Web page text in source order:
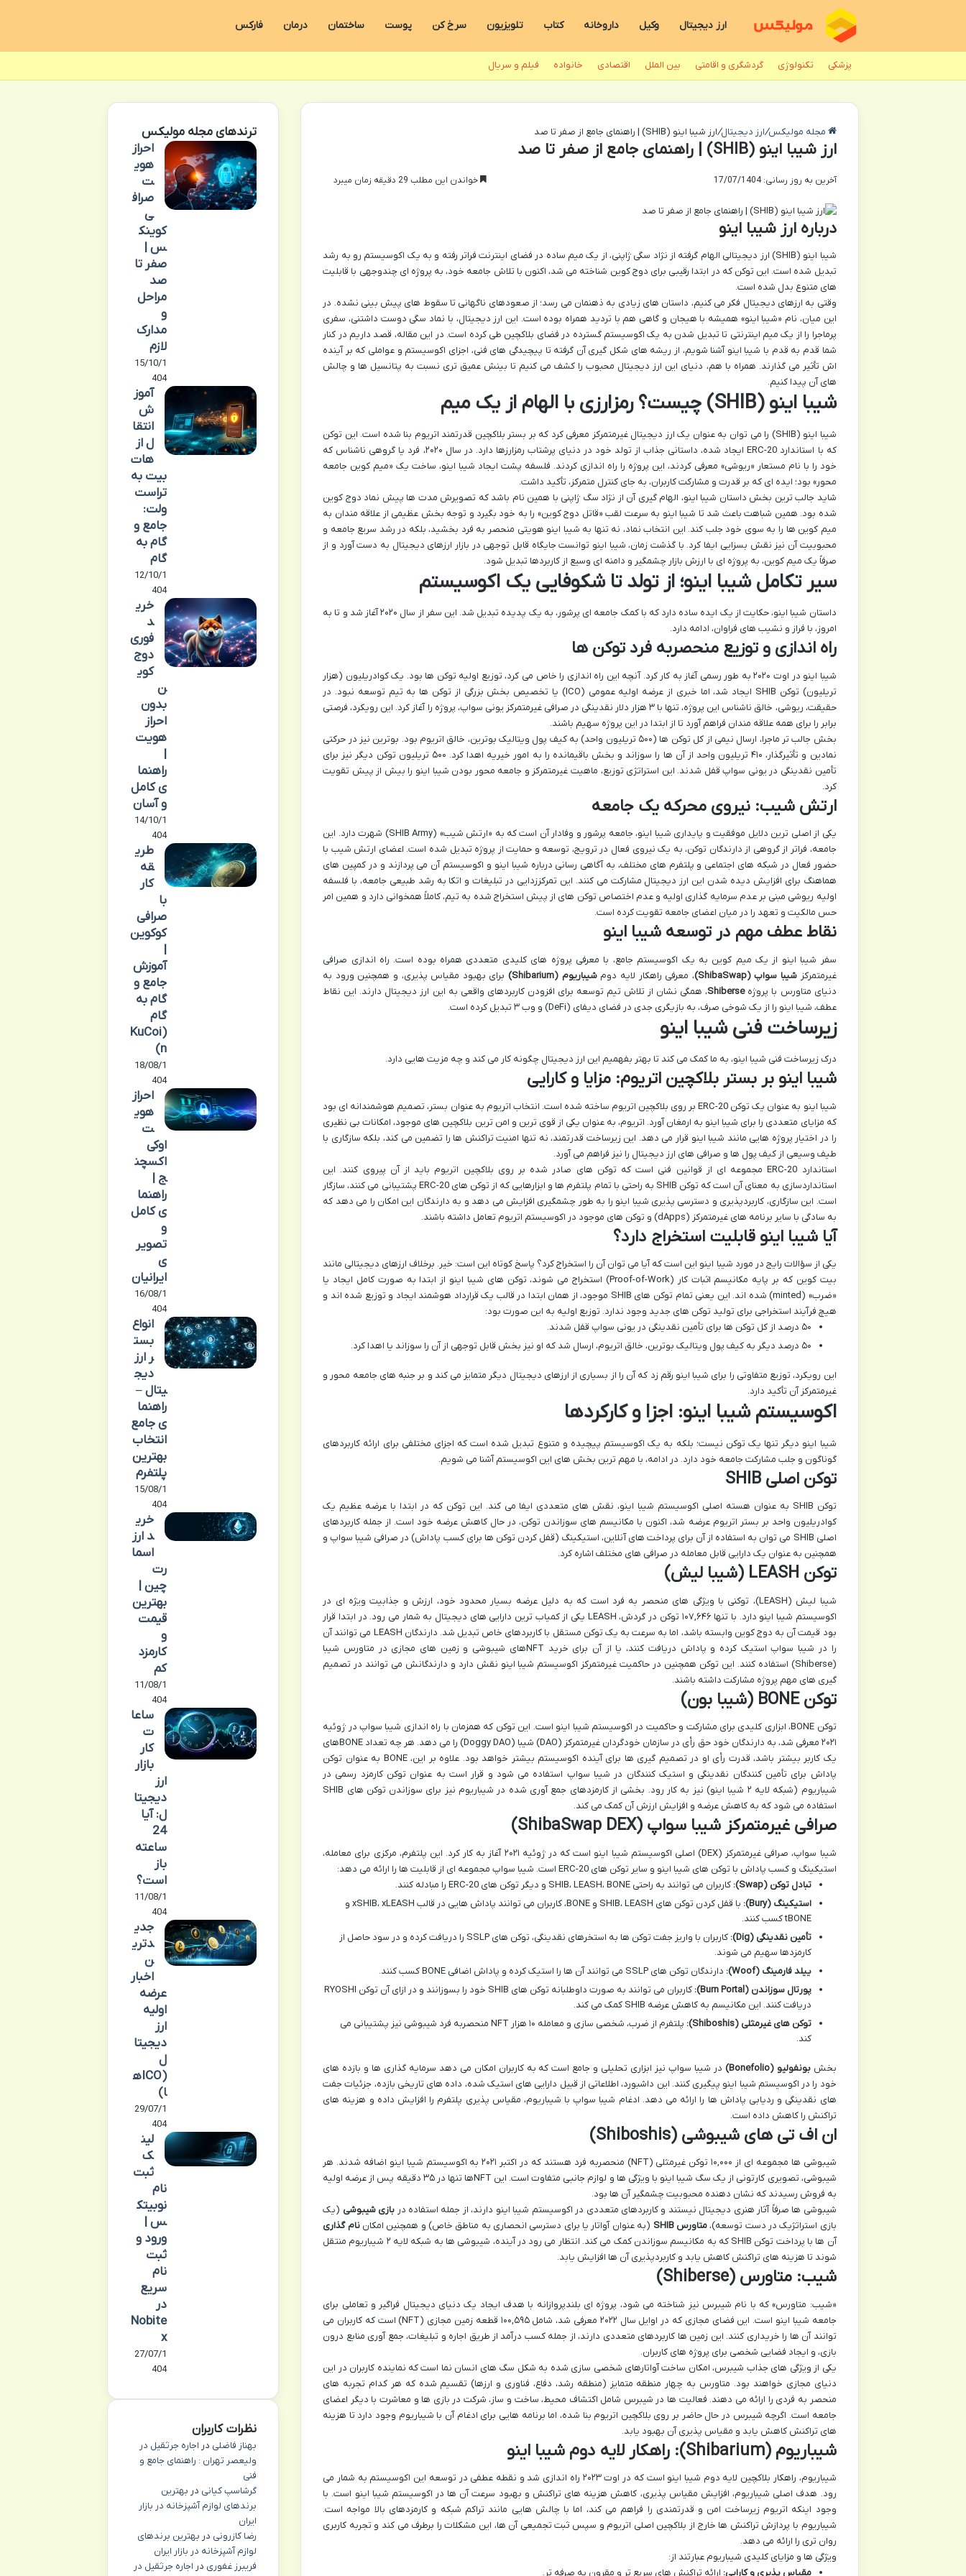
ارز دیجیتال وکیل داروخانه کتاب تلویزیون سرخ کن پوست ساختمان درمان فارکس
پزشکی تکنولوژی گردشگری و اقامتی بین الملل اقتصادی خانواده فیلم و سریال
مجله مولیکس/ارز دیجیتال/ارز شیبا اینو (SHIB) | راهنمای جامع از صفر تا صد
ارز شیبا اینو (SHIB) | راهنمای جامع از صفر تا صد
آخرین به روز رسانی: 17/07/1404 خواندن این مطلب 29 دقیقه زمان میبرد
درباره ارز شیبا اینو
شیبا اینو (SHIB) ارز دیجیتالی الهام گرفته از نژاد سگی ژاپنی، از یک میم ساده در فضای اینترنت فراتر رفته و به یک اکوسیستم رو به رشد
تبدیل شده است. این توکن که در ابتدا رقیبی برای دوج کوین شناخته می شد، اکنون با تلاش جامعه خود، به پروژه ای چندوجهی با قابلیت
های متنوع بدل شده است.
وقتی به ارزهای دیجیتال فکر می کنیم، داستان های زیادی به ذهنمان می رسد؛ از صعودهای ناگهانی تا سقوط های پیش بینی نشده. در
این میان، نام «شیبا اینو» همیشه با هیجان و گاهی هم با تردید همراه بوده است. این ارز دیجیتال، با نماد سگی دوست داشتنی، سفری
پرماجرا را از یک میم اینترنتی تا تبدیل شدن به یک اکوسیستم گسترده در فضای بلاکچین طی کرده است. در این مقاله، قصد داریم در کنار
شما قدم به قدم با شیبا اینو آشنا شویم، از ریشه های شکل گیری آن گرفته تا پیچیدگی های فنی، اجزای اکوسیستم و عواملی که بر آینده
اش تأثیر می گذارند. همراه با هم، دنیای این ارز دیجیتال محبوب را کشف می کنیم تا بینش عمیق تری نسبت به پتانسیل ها و چالش
های آن پیدا کنیم.
شیبا اینو (SHIB) چیست؟ رمزارزی با الهام از یک میم
شیبا اینو (SHIB) را می توان به عنوان یک ارز دیجیتال غیرمتمرکز معرفی کرد که بر بستر بلاکچین قدرتمند اتریوم بنا شده است. این توکن
که با استاندارد ERC-20 ایجاد شده، داستانی جذاب از تولد خود در دنیای پرشتاب رمزارزها دارد. در سال ۲۰۲۰، فرد یا گروهی ناشناس که
خود را با نام مستعار «ریوشی» معرفی کردند، این پروژه را راه اندازی کردند. فلسفه پشت ایجاد شیبا اینو، ساخت یک «میم کوین جامعه
محور» بود؛ ایده ای که بر قدرت و مشارکت کاربران، به جای کنترل متمرکز، تأکید داشت.
شاید جالب ترین بخش داستان شیبا اینو، الهام گیری آن از نژاد سگ ژاپنی با همین نام باشد که تصویرش مدت ها پیش نماد دوج کوین
شده بود. همین شباهت باعث شد تا شیبا اینو به سرعت لقب «قاتل دوج کوین» را به خود بگیرد و توجه بخش عظیمی از علاقه مندان به
میم کوین ها را به سوی خود جلب کند. این انتخاب نماد، نه تنها به شیبا اینو هویتی منحصر به فرد بخشید، بلکه در رشد سریع جامعه و
محبوبیت آن نیز نقش بسزایی ایفا کرد. با گذشت زمان، شیبا اینو توانست جایگاه قابل توجهی در بازار ارزهای دیجیتال به دست آورد و از
صرفاً یک میم کوین، به پروژه ای با ارزش بازار چشمگیر و دامنه ای وسیع از کاربردها تبدیل شود.
سیر تکامل شیبا اینو؛ از تولد تا شکوفایی یک اکوسیستم
داستان شیبا اینو، حکایت از یک ایده ساده دارد که با کمک جامعه ای پرشور، به یک پدیده تبدیل شد. این سفر از سال ۲۰۲۰ آغاز شد و تا به
امروز، با فراز و نشیب های فراوان، ادامه دارد.
راه اندازی و توزیع منحصربه فرد توکن ها
شیبا اینو در اوت ۲۰۲۰ به طور رسمی آغاز به کار کرد. آنچه این راه اندازی را خاص می کرد، توزیع اولیه توکن ها بود. یک کوادریلیون (هزار
تریلیون) توکن SHIB ایجاد شد، اما خبری از عرضه اولیه عمومی (ICO) یا تخصیص بخش بزرگی از توکن ها به تیم توسعه نبود. در
حقیقت، ریوشی، خالق ناشناس این پروژه، تنها با ۳ هزار دلار نقدینگی در صرافی غیرمتمرکز یونی سواپ، پروژه را آغاز کرد. این رویکرد، فرصتی
برابر را برای همه علاقه مندان فراهم آورد تا از ابتدا در این پروژه سهیم باشند.
بخش جالب تر ماجرا، ارسال نیمی از کل توکن ها (۵۰۰ تریلیون واحد) به کیف پول ویتالیک بوترین، خالق اتریوم بود. بوترین نیز در حرکتی
نمادین و تأثیرگذار، ۴۱۰ تریلیون واحد از آن ها را سوزاند و بخش باقیمانده را به امور خیریه اهدا کرد. ۵۰۰ تریلیون توکن دیگر نیز برای
تأمین نقدینگی در یونی سواپ قفل شدند. این استراتژی توزیع، ماهیت غیرمتمرکز و جامعه محور بودن شیبا اینو را بیش از پیش تقویت
کرد.
ارتش شیب: نیروی محرکه یک جامعه
یکی از اصلی ترین دلایل موفقیت و پایداری شیبا اینو، جامعه پرشور و وفادار آن است که به «ارتش شیب» (SHIB Army) شهرت دارد. این
جامعه، فراتر از گروهی از دارندگان توکن، به یک نیروی فعال در ترویج، توسعه و حمایت از پروژه تبدیل شده است. اعضای ارتش شیب با
حضور فعال در شبکه های اجتماعی و پلتفرم های مختلف، به آگاهی رسانی درباره شیبا اینو و اکوسیستم آن می پردازند و در کمپین های
هماهنگ برای افزایش دیده شدن این ارز دیجیتال مشارکت می کنند. این تمرکززدایی در تبلیغات و اتکا به رشد طبیعی جامعه، با فلسفه
اولیه ریوشی مبنی بر عدم سرمایه گذاری اولیه و عدم اختصاص توکن های از پیش استخراج شده به تیم، کاملاً همخوانی دارد و همین امر
حس مالکیت و تعهد را در میان اعضای جامعه تقویت کرده است.
نقاط عطف مهم در توسعه شیبا اینو
سفر شیبا اینو از یک میم کوین به یک اکوسیستم جامع، با معرفی پروژه های کلیدی متعددی همراه بوده است. راه اندازی صرافی
غیرمتمرکز شیبا سواپ (ShibaSwap) ، معرفی راهکار لایه دومشیباریوم (Shibarium)
برای بهبود مقیاس پذیری، و همچنین ورود به
دنیای متاورس با پروژهShiberse، همگی نشان از تلاش تیم توسعه برای افزودن کاربردهای واقعی به این ارز دیجیتال دارند. این نقاط
عطف، شیبا اینو را از یک شوخی صرف، به بازیگری جدی در فضای دیفای (DeFi) و وب ۳ تبدیل کرده است.
زیرساخت فنی شیبا اینو
درک زیرساخت فنی شیبا اینو، به ما کمک می کند تا بهتر بفهمیم این ارز دیجیتال چگونه کار می کند و چه مزیت هایی دارد.
شیبا اینو بر بستر بلاکچین اتریوم: مزایا و کارایی
شیبا اینو به عنوان یک توکن ERC-20 بر روی بلاکچین اتریوم ساخته شده است. انتخاب اتریوم به عنوان بستر، تصمیم هوشمندانه ای بود
که مزایای متعددی را برای شیبا اینو به ارمغان آورد. اتریوم، به عنوان یکی از قوی ترین و امن ترین بلاکچین های موجود، امکانات بی نظیری
را در اختیار پروژه هایی مانند شیبا اینو قرار می دهد. این زیرساخت قدرتمند، نه تنها امنیت تراکنش ها را تضمین می کند، بلکه سازگاری با
طیف وسیعی از کیف پول ها و صرافی های ارز دیجیتال را نیز فراهم می آورد.
استاندارد ERC-20 مجموعه ای از قوانین فنی است که توکن های صادر شده بر روی بلاکچین اتریوم باید از آن پیروی کنند. این
استانداردسازی به معنای آن است که توکن SHIB به راحتی با تمام پلتفرم ها و ابزارهایی که از توکن های ERC-20 پشتیبانی می کنند، سازگار
است. این سازگاری، کاربردپذیری و دسترسی پذیری شیبا اینو را به طور چشمگیری افزایش می دهد و به دارندگان این امکان را می دهد که
به سادگی با سایر برنامه های غیرمتمرکز (dApps) و توکن های موجود در اکوسیستم اتریوم تعامل داشته باشند.
آیا شیبا اینو قابلیت استخراج دارد؟
یکی از سؤالات رایج در مورد شیبا اینو این است که آیا می توان آن را استخراج کرد؟ پاسخ کوتاه این است: خیر. برخلاف ارزهای دیجیتالی مانند
بیت کوین که بر پایه مکانیسم اثبات کار (Proof-of-Work) استخراج می شوند، توکن های شیبا اینو از ابتدا به صورت کامل ایجاد یا
«ضرب» (minted) شده اند. این یعنی تمام توکن های SHIB موجود، از همان ابتدا در قالب یک قرارداد هوشمند ایجاد و توزیع شده اند و
هیچ فرآیند استخراجی برای تولید توکن های جدید وجود ندارد. توزیع اولیه به این صورت بود:
۵۰ درصد از کل توکن ها برای تأمین نقدینگی در یونی سواپ قفل شدند.
۵۰ درصد دیگر به کیف پول ویتالیک بوترین، خالق اتریوم، ارسال شد که او نیز بخش قابل توجهی از آن را سوزاند یا اهدا کرد.
این رویکرد، توزیع متفاوتی را برای شیبا اینو رقم زد که آن را از بسیاری از ارزهای دیجیتال دیگر متمایز می کند و بر جنبه های جامعه محور و
غیرمتمرکز آن تأکید دارد.
اکوسیستم شیبا اینو: اجزا و کارکردها
شیبا اینو دیگر تنها یک توکن نیست؛ بلکه به یک اکوسیستم پیچیده و متنوع تبدیل شده است که اجزای مختلفی برای ارائه کاربردهای
گوناگون و جلب مشارکت جامعه خود دارد. در ادامه، با مهم ترین بخش های این اکوسیستم آشنا می شویم.
توکن اصلی SHIB
توکن SHIB به عنوان هسته اصلی اکوسیستم شیبا اینو، نقش های متعددی ایفا می کند. این توکن که در ابتدا با عرضه عظیم یک
کوادریلیون واحد بر بستر اتریوم عرضه شد، اکنون با مکانیسم های سوزاندن توکن، در حال کاهش عرضه خود است. از جمله کاربردهای
اصلی SHIB می توان به استفاده از آن برای پرداخت های آنلاین، استیکینگ (قفل کردن توکن ها برای کسب پاداش) در صرافی شیبا سواپ و
همچنین به عنوان یک دارایی قابل معامله در صرافی های مختلف اشاره کرد.
توکن LEASH (شیبا لیش)
شیبا لیش (LEASH)، توکنی با ویژگی های منحصر به فرد است که به دلیل عرضه بسیار محدود خود، ارزش و جذابیت ویژه ای در
اکوسیستم شیبا اینو دارد. با تنها ۱۰۷,۶۴۶ توکن در گردش، LEASH یکی از کمیاب ترین دارایی های دیجیتال به شمار می رود. در ابتدا قرار
بود قیمت آن به دوج کوین وابسته باشد، اما به سرعت به یک توکن مستقل با کاربردهای خاص تبدیل شد. دارندگان LEASH می توانند آن
را در شیبا سواپ استیک کرده و پاداش دریافت کنند، یا از آن برای خرید NFTهای شیبوشی و زمین های مجازی در متاورس شیبا
(Shiberse) استفاده کنند. این توکن همچنین در حاکمیت غیرمتمرکز اکوسیستم شیبا اینو نقش دارد و دارندگانش می توانند در تصمیم
گیری های مهم پروژه مشارکت داشته باشند.
توکن BONE (شیبا بون)
توکن BONE، ابزاری کلیدی برای مشارکت و حاکمیت در اکوسیستم شیبا اینو است. این توکن که همزمان با راه اندازی شیبا سواپ در ژوئیه
۲۰۲۱ معرفی شد، به دارندگان خود حق رأی در سازمان خودگردان غیرمتمرکز (DAO) شیبا (Doggy DAO) را می دهد. هر چه تعداد BONEهای
یک کاربر بیشتر باشد، قدرت رأی او در تصمیم گیری ها برای آینده اکوسیستم بیشتر خواهد بود. علاوه بر این، BONE به عنوان توکن
پاداش برای تأمین کنندگان نقدینگی و استیک کنندگان در شیبا سواپ استفاده می شود و قرار است به عنوان توکن کارمزد رسمی در
شیباریوم (شبکه لایه ۲ شیبا اینو) نیز به کار رود. بخشی از کارمزدهای جمع آوری شده در شیباریوم نیز برای سوزاندن توکن های SHIB
استفاده می شود که به کاهش عرضه و افزایش ارزش آن کمک می کند.
صرافی غیرمتمرکز شیبا سواپ (ShibaSwap DEX)
شیبا سواپ، صرافی غیرمتمرکز (DEX) اصلی اکوسیستم شیبا اینو است که در ژوئیه ۲۰۲۱ آغاز به کار کرد. این پلتفرم، مرکزی برای معامله،
استیکینگ و کسب پاداش با توکن های شیبا اینو و سایر توکن های ERC-20 است. شیبا سواپ مجموعه ای از قابلیت ها را ارائه می دهد:
تبادل توکن (Swap):
کاربران می توانند به راحتی SHIB، LEASH، BONE و دیگر توکن های ERC-20 را مبادله کنند.
استیکینگ (Bury):
با قفل کردن توکن های SHIB، LEASH و BONE، کاربران می توانند پاداش هایی در قالب xSHIB، xLEASH و
tBONE کسب کنند.
تأمین نقدینگی (Dig):
کاربران با واریز جفت توکن ها به استخرهای نقدینگی، توکن های SSLP را دریافت کرده و در سود حاصل از
کارمزدها سهیم می شوند.
ییلد فارمینگ (Woof):
دارندگان توکن های SSLP می توانند آن ها را استیک کرده و پاداش اضافی BONE کسب کنند.
پورتال سوزاندن (Burn Portal):
کاربران می توانند به صورت داوطلبانه توکن های SHIB خود را بسوزانند و در ازای آن توکن RYOSHI
دریافت کنند. این مکانیسم به کاهش عرضه SHIB کمک می کند.
توکن های غیرمثلی (Shiboshis):
پلتفرم از ضرب، شخصی سازی و معامله ۱۰ هزار NFT منحصربه فرد شیبوشی نیز پشتیبانی می
کند.
بخشبونفولیو (Bonefolio)
در شیبا سواپ نیز ابزاری تحلیلی و جامع است که به کاربران امکان می دهد سرمایه گذاری ها و بازده های
خود را در اکوسیستم شیبا اینو پیگیری کنند. این داشبورد، اطلاعاتی از قبیل دارایی های استیک شده، داده های تاریخی بازده، جزئیات جفت
های نقدینگی و ردیابی پاداش ها را ارائه می دهد. ادغام شیبا سواپ با شیباریوم، مقیاس پذیری پلتفرم را افزایش داده و هزینه های
تراکنش را کاهش داده است.
ان اف تی های شیبوشی (Shiboshis)
شیبوشی ها مجموعه ای از ۱۰,۰۰۰ توکن غیرمثلی (NFT) منحصربه فرد هستند که در اکتبر ۲۰۲۱ به اکوسیستم شیبا اینو اضافه شدند. هر
شیبوشی، تصویری کارتونی از یک سگ شیبا اینو با ویژگی ها و لوازم جانبی متفاوت است. این NFTها تنها در ۳۵ دقیقه پس از عرضه اولیه
به فروش رسیدند که نشان دهنده محبوبیت چشمگیر آن ها بود.
شیبوشی ها صرفاً آثار هنری دیجیتال نیستند و کاربردهای متعددی در اکوسیستم شیبا اینو دارند، از جمله استفاده در بازی شیبوشی (یک
بازی استراتژیک در دست توسعه)،متاورس SHIB (به عنوان آواتار یا برای دسترسی انحصاری به مناطق خاص) و همچنین امکاننام گذاری
آن ها با پرداخت توکن SHIB که به مکانیسم سوزاندن کمک می کند. انتظار می رود در آینده، شیبوشی ها به شبکه لایه ۲ شیباریوم منتقل
شوند تا هزینه های تراکنش کاهش یابد و کاربردپذیری آن ها افزایش یابد.
شیب: متاورس (Shiberse)
«شیب: متاورس» که با نام شیبرس نیز شناخته می شود، پروژه ای بلندپروازانه با هدف ایجاد یک دنیای دیجیتال فراگیر و تعاملی برای
جامعه شیبا اینو است. این فضای مجازی که در اوایل سال ۲۰۲۲ معرفی شد، شامل ۱۰۰,۵۹۵ قطعه زمین مجازی (NFT) است که کاربران می
توانند آن ها را خریداری کنند. این زمین ها کاربردهای متعددی دارند، از جمله کسب درآمد از طریق اجاره و تبلیغات، جمع آوری منابع درون
بازی، و ایجاد فضایی شخصی برای پروژه های کاربران.
یکی از ویژگی های جذاب شیبرس، امکان ساخت آواتارهای شخصی سازی شده به شکل سگ های انسان نما است که نماینده کاربران در این
دنیای مجازی خواهند بود. متاورس به چهار منطقه متمایز (منطقه رشد، دفاع، فناوری و ارزها) تقسیم شده که هر کدام تجربه های
منحصر به فردی را ارائه می دهند. فعالیت ها در شیبرس شامل اکتشاف محیط، ساخت و ساز، شرکت در بازی ها و معاشرت با دیگر اعضای
جامعه است. اگرچه شیبرس در حال حاضر بر روی بلاکچین اتریوم بنا شده، اما برنامه هایی برای ادغام آن با شیباریوم وجود دارد تا هزینه
های تراکنش کاهش یابد و مقیاس پذیری آن بهبود یابد.
شیباریوم (Shibarium): راهکار لایه دوم شیبا اینو
شیباریوم، راهکار بلاکچین لایه دوم شیبا اینو است که در اوت ۲۰۲۳ راه اندازی شد و نقطه عطفی در توسعه این اکوسیستم به شمار می
رود. هدف اصلی شیباریوم، افزایش مقیاس پذیری، کاهش هزینه های تراکنش و بهبود سرعت آن ها در اکوسیستم شیبا اینو است. با
وجود اینکه اتریوم زیرساخت امن و قدرتمندی را فراهم می کند، اما با چالش هایی مانند تراکم شبکه و کارمزدهای بالا مواجه است.
شیباریوم با پردازش تراکنش ها خارج از بلاکچین اصلی اتریوم و سپس ثبت تجمیعی آن ها، این مشکلات را برطرف می کند و تجربه کاربری
روان تری را ارائه می دهد.
ویژگی ها و مزایای کلیدی شیباریوم عبارتند از:
مقیاس پذیری و کارایی: ارائه تراکنش های سریع تر و مقرون به صرفه تر.
ترندهای مجله مولیکس
احراز
هوی
ت
صراف
ی
کوینک
س |
صفر تا
صد
مراحل
و
مدارک
لازم
15/10/1
404
آموز
ش
انتقا
ل از
هات
بیت به
تراست
ولت:
جامع و
گام به
گام
12/10/1
404
خری
د
فوری
دوج
کوی
ن
بدون
احراز
هویت
راهنما
ی کامل
و آسان
14/10/1
404
طری
قه
کار
با
صرافی
کوکوین
آموزش
جامع و
گام به
گام
(KuCoi
n)
18/08/1
404
احراز
هوی
ت
اوکی
اکسچن
ج |
راهنما
ی کامل
و
تصویر
ی
ایرانیان
16/08/1
404
انواع
بست
ر ارز
دیج
یتال –
راهنما
ی جامع
انتخاب
بهترین
پلتفرم
15/08/1
404
خری
د ارز
اسما
رت
چین |
بهترین
قیمت
و
کارمزد
کم
11/08/1
404
ساعا
ت
کار
بازار
ارز
دیجیتا
ل: آیا
24
ساعته
باز
است؟
11/08/1
404
جدی
دتری
ن
اخبار
عرضه
اولیه
ارز
دیجیتا
ل
(ICOه
ا)
29/07/1
404
لین
ک
ثبت
نام
نوبیتک
س |
ورود و
ثبت
نام
سریع
در
Nobite
x
27/07/1
404
نظرات کاربران
بهناز فاضلی در اجاره جرثقیل در
ولیعصر تهران : راهنمای جامع و
فنی
گرشاسپ کیانی در بهترین
برندهای لوازم آشپزخانه در بازار
ایران
رضا کازرونی در بهترین برندهای
لوازم آشپزخانه در بازار ایران
فریبرز غفوری در اجاره جرثقیل در